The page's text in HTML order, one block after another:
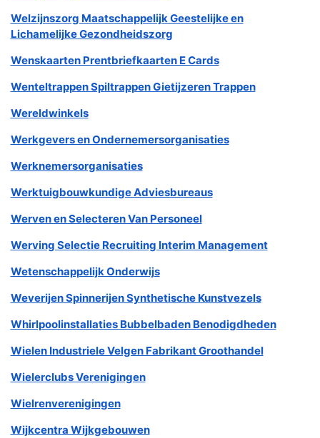
Welzijnszorg Maatschappelijk Geestelijke en
Lichamelijke Gezondheidszorg
Wenskaarten Prentbriefkaarten E Cards
Wenteltrappen Spiltrappen Gietijzeren Trappen
Wereldwinkels
Werkgevers en Ondernemersorganisaties
Werknemersorganisaties
Werktuigbouwkundige Adviesbureaus
Werven en Selecteren Van Personeel
Werving Selectie Recruiting Interim Management
Wetenschappelijk Onderwijs
Weverijen Spinnerijen Synthetische Kunstvezels
Whirlpoolinstallaties Bubbelbaden Benodigdheden
Wielen Industriele Velgen Fabrikant Groothandel
Wielerclubs Verenigingen
Wielrenverenigingen
Wijkcentra Wijkgebouwen